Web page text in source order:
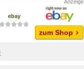
ebay
zum Shop